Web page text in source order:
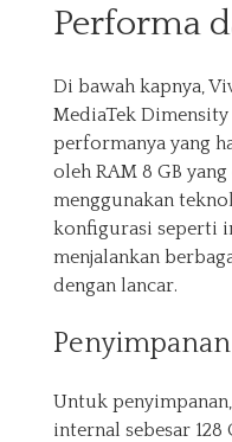
Performa
Di bawah kapnya,
MediaTek
performanya yang
oleh RAM 8 GB
menggunakan
konfigurasi seperti
menjalankan
dengan lancar.
Untuk
internal sebesar 128